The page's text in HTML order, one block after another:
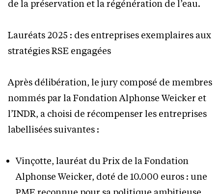
de la préservation et la régénération de l’eau.
Lauréats 2025 : des entreprises exemplaires aux
stratégies RSE engagées
Après délibération, le jury composé de membres
nommés par la Fondation Alphonse Weicker et
l’INDR, a choisi de récompenser les entreprises
labellisées suivantes :
Vinçotte, lauréat du Prix de la Fondation
Alphonse Weicker, doté de 10.000 euros : une